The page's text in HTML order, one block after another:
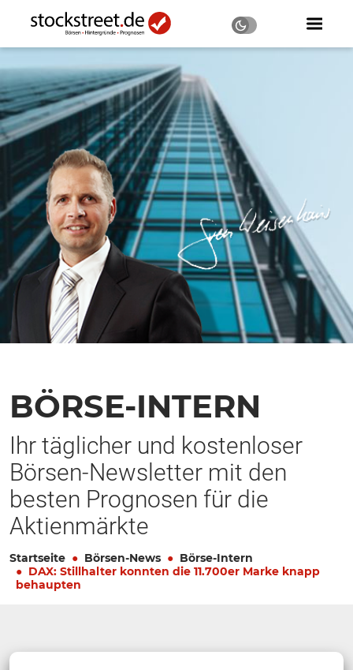
BÖRSE-INTERN
Ihr täglicher und kostenloser
Börsen-Newsletter mit den
besten Prognosen für die
Aktienmärkte
Startseite Börsen-News
Börse-Intern
DAX: Stillhalter konnten die 11.700er Marke knapp
behaupten